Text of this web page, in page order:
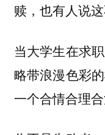
赎，也有人说
当大学生在求
略带浪漫色彩
一个合情合理